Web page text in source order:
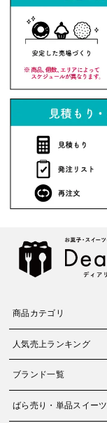
商品カテゴリ
人気売上ランキング
ブランド一覧
ばら売り・単品スイーツ